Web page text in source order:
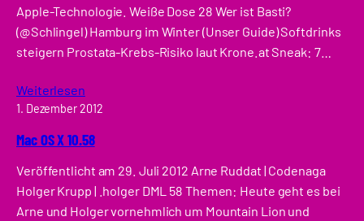
Apple-Technologie. Weiße Dose 28 Wer ist Basti?
(@Schlingel) Hamburg im Winter (Unser Guide) Softdrinks
steigern Prostata-Krebs-Risiko laut Krone.at Sneak: 7…
Weiterlesen
1. Dezember 2012
Mac OS X 10.58
Veröffentlicht am 29. Juli 2012 Arne Ruddat | Codenaga
Holger Krupp | .holger DML 58 Themen: Heute geht es bei
Arne und Holger vornehmlich um Mountain Lion und